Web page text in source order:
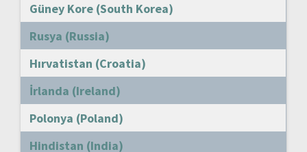
Güney Kore (South Korea)
Rusya (Russia)
Hırvatistan (Croatia)
İrlanda (Ireland)
Polonya (Poland)
Hindistan (India)